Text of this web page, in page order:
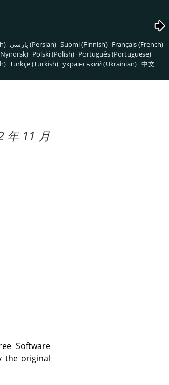
پارسی (Persian) Suomi (Finnish) Français (French)
Polski (Polish) Português (Portuguese)
Türkçe (Turkish) український (Ukrainian) 中文
年 11 月
Software
the original